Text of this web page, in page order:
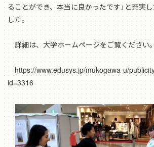
ることができ、本当に良かったです」と充実
した。
詳細は、大学ホームページをご覧ください
https://www.edusys.jp/mukogawa-u/
id=3316